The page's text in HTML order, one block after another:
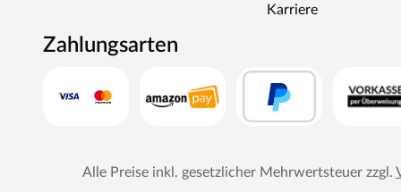
Karriere
Zahlungsarten
Alle Preise inkl. gesetzlicher Mehrwertsteuer zzgl.